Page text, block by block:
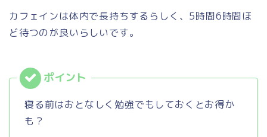
カフェインは体内で長持ちするらしく、5時間6時間ほ
ど待つのが良いらしいです。
寝る前はおとなしく勉強でもしておくとお得か
も？